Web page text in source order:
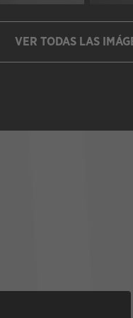
VER TODAS LAS